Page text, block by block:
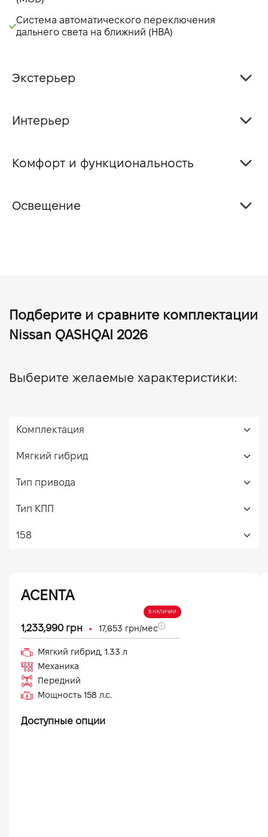
Система автоматического переключения
дальнего света на ближний (HBA)
Экстерьер
Интерьер
Комфорт и функциональность
Освещение
Подберите и сравните комплектации
Nissan QASHQAI 2026
Выберите желаемые характеристики:
ACENTA
В НАЛИЧИИ
1,233,990 грн • 17,653 грн/мес
Мягкий гибрид, 1.33 л
Механика
Передний
Мощность 158 л.с.
Доступные опции